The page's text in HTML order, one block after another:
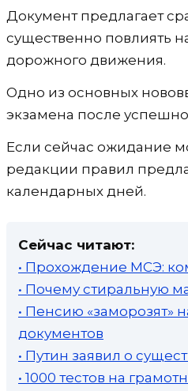
Документ предлагает
существенно повлиять
дорожного движения.
Одно из основных
экзамена после
Если сейчас ожидание
редакции правил
календарных дней.
Сейчас читают:
• Прохождение МСЭ:
• Почему стиральную
• Пенсию «заморозят»
документов
• Путин заявил о
• 1000 тестов на